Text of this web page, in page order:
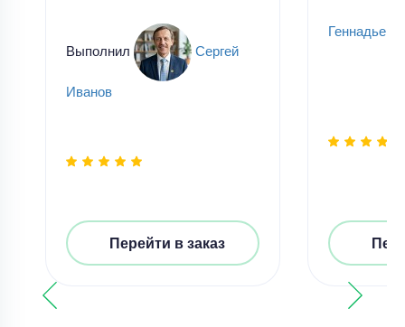
Выполнил Сергей
Иванов
Перейти в заказ